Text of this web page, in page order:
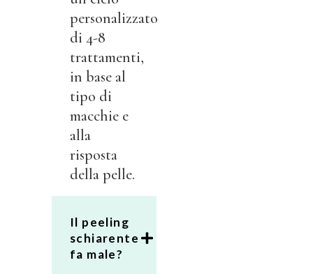
personalizzato
di 4-8
trattamenti,
in base al
tipo di
macchie e
alla
risposta
della pelle.
Il peeling
schiarente
fa male?